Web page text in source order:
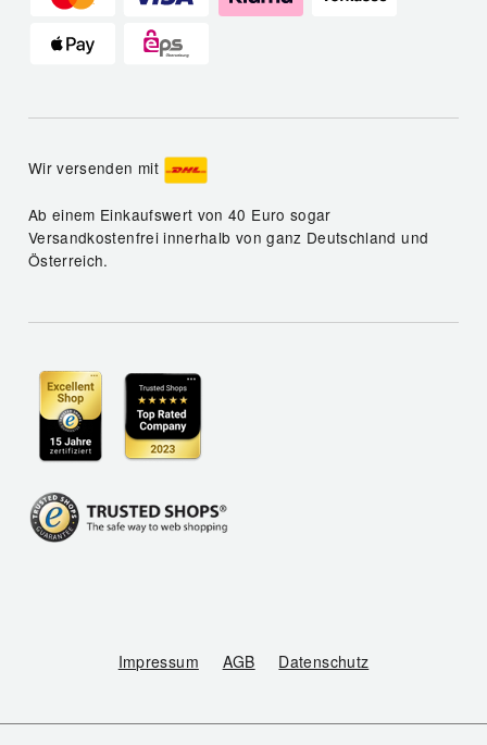
Wir versenden mit
Ab einem Einkaufswert von 40 Euro sogar
Versandkostenfrei innerhalb von ganz Deutschland und
Österreich.
Impressum AGB Datenschutz